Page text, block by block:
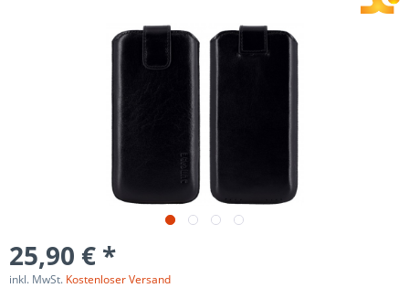
25,90 € *
inkl. MwSt. Kostenloser Versand